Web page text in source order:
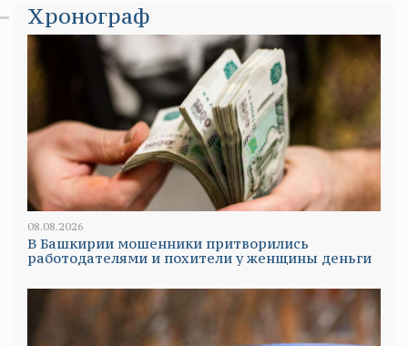
Хронограф
08.08.2026
В Башкирии мошенники притворились
работодателями и похители у женщины деньги